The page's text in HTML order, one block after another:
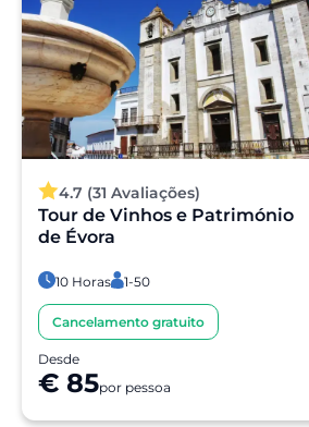
4.7 (31 Avaliações)
Tour de Vinhos e Património
de Évora
10 Horas 1-50
Cancelamento gratuito
Desde
€ 85por pessoa